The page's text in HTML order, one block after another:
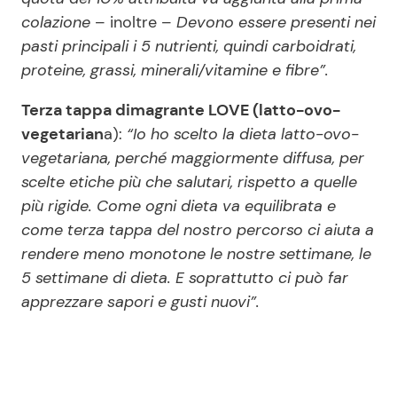
colazione – inoltre – Devono essere presenti nei
pasti principali i 5 nutrienti, quindi carboidrati,
proteine, grassi, minerali/vitamine e fibre”.
Terza tappa dimagrante LOVE (latto-ovo-
vegetariana): “Io ho scelto la dieta latto-ovo-
vegetariana, perché maggiormente diffusa, per
scelte etiche più che salutari, rispetto a quelle
più rigide. Come ogni dieta va equilibrata e
come terza tappa del nostro percorso ci aiuta a
rendere meno monotone le nostre settimane, le
5 settimane di dieta. E soprattutto ci può far
apprezzare sapori e gusti nuovi”.